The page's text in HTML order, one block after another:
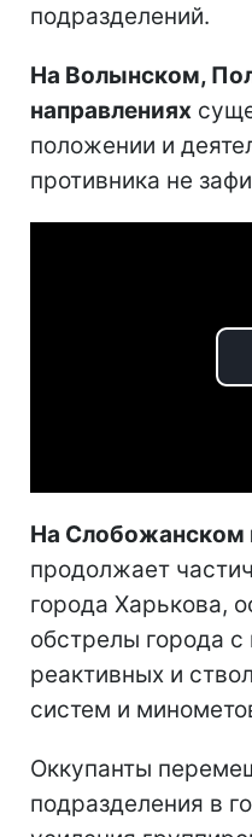
подразделений.
На Волынском,
направлениях
положении и
противника не
На Слобожанском
продолжает
города Харькова,
обстрелы города
реактивных и
систем и
Оккупанты
подразделения в